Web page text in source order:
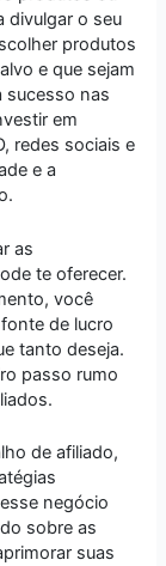
divulgar o seu
produtos
e que sejam
sucesso nas
em
redes sociais e
e a
as
te oferecer.
você
de lucro
tanto deseja.
passo rumo
de afiliado,
negócio
sobre as
suas